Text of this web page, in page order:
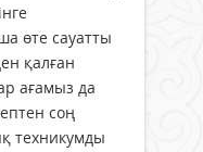
өте сауатты
қалған
ағамыз да
соң
техникумды